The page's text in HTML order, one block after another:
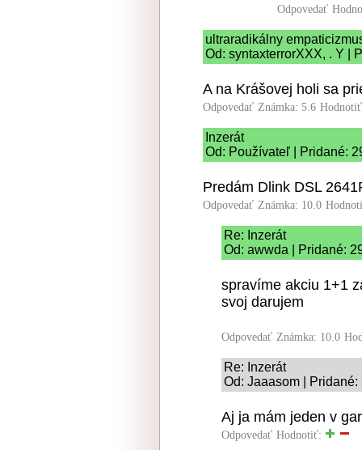
Odpovedať
ultraradikálny
Od: syntaxterrorXXX, . Y |
A na Krášovej holi sa
Odpovedať Známka: 5.6
Inzerát
Od: Používateľ | Pridané:
Predám Dlink DSL
Odpovedať Známka: 10.0
Re: Inzerát
Od: awwda | Pridané:
spravíme akciu 1+1
svoj darujem
Odpovedať Známka: 10.0
Re: Inzerát
Od: Jaaasom |
Aj ja mám jeden v
Odpovedať Hodnotiť: